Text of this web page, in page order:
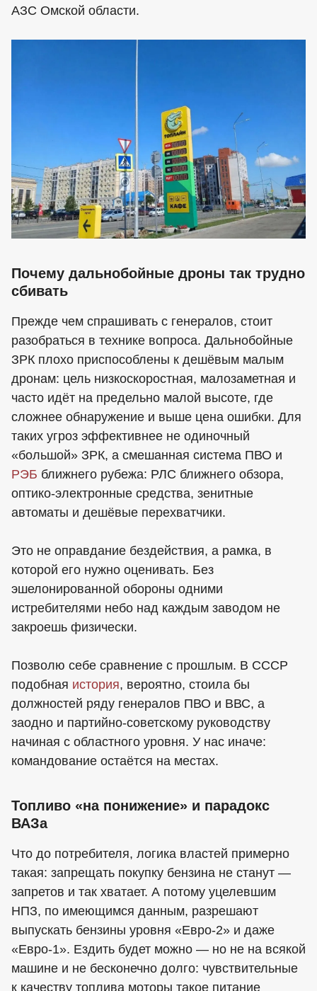
АЗС Омской области.
Почему дальнобойные дроны так трудно
сбивать
Прежде чем спрашивать с генералов, стоит
разобраться в технике вопроса. Дальнобойные
ЗРК плохо приспособлены к дешёвым малым
дронам: цель низкоскоростная, малозаметная и
часто идёт на предельно малой высоте, где
сложнее обнаружение и выше цена ошибки. Для
таких угроз эффективнее не одиночный
«большой» ЗРК, а смешанная система ПВО и
РЭБ ближнего рубежа: РЛС ближнего обзора,
оптико-электронные средства, зенитные
автоматы и дешёвые перехватчики.
Это не оправдание бездействия, а рамка, в
которой его нужно оценивать. Без
эшелонированной обороны одними
истребителями небо над каждым заводом не
закроешь физически.
Позволю себе сравнение с прошлым. В СССР
подобная история, вероятно, стоила бы
должностей ряду генералов ПВО и ВВС, а
заодно и партийно-советскому руководству
начиная с областного уровня. У нас иначе:
командование остаётся на местах.
Топливо «на понижение» и парадокс
ВАЗа
Что до потребителя, логика властей примерно
такая: запрещать покупку бензина не станут —
запретов и так хватает. А потому уцелевшим
НПЗ, по имеющимся данным, разрешают
выпускать бензины уровня «Евро-2» и даже
«Евро-1». Ездить будет можно — но не на всякой
машине и не бесконечно долго: чувствительные
к качеству топлива моторы такое питание